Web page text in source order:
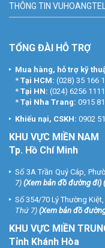
THÔNG TIN
TỔNG ĐÀI HỖ TRỢ
Mua hàng, hỗ trợ kỹ
* Tại HCM: (028) 35 166
* Tại HN: (024) 6256 1111
* Tại Nha Trang: 0915
Khiếu nại, CSKH: 0902
KHU VỰC MIỀN NAM
Tp. Hồ Chí Minh
Số 3A Trần Quý Cáp,
7) (Xem bản đồ đường đi)
Số 354/70 Lý Thường
Thứ 7) (Xem bản đồ
KHU VỰC MIỀN
Tỉnh Khánh Hòa